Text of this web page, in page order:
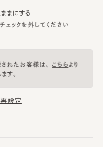
まにする
ックを外してください
れたお客様は、 こちらより
す。
再設定